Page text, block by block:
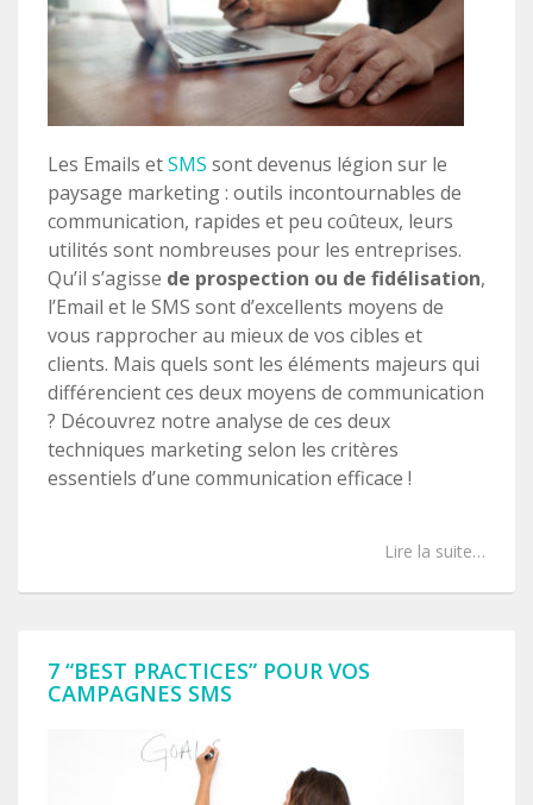
Les Emails etSMS sont devenus légion sur le
paysage marketing : outils incontournables de
communication, rapides et peu coûteux, leurs
utilités sont nombreuses pour les entreprises.
Qu’il s’agisse de prospection ou de fidélisation,
l’Email et le SMS sont d’excellents moyens de
vous rapprocher au mieux de vos cibles et
clients. Mais quels sont les éléments majeurs qui
différencient ces deux moyens de communication
? Découvrez notre analyse de ces deux
techniques marketing selon les critères
essentiels d’une communication efficace !
Lire la suite…
7 “BEST PRACTICES” POUR VOS
CAMPAGNES SMS